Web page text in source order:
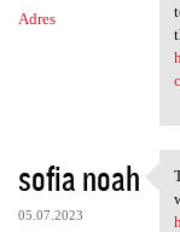
Adres
sofia noah
05.07.2023